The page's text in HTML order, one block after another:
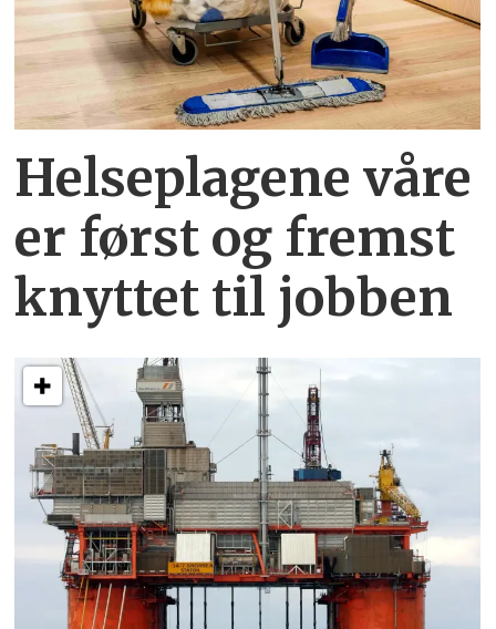
Helseplagene våre
er først og fremst
knyttet til jobben